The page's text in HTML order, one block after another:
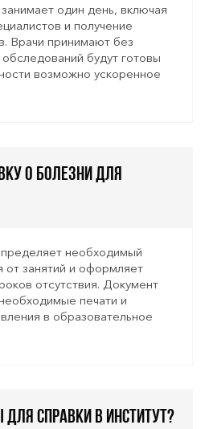
один день, включая
и получение
Врачи принимают без
будут готовы
возможно ускоренное
о болезни для
необходимый
занятий и оформляет
отсутствия. Документ
печати и
в образовательное
справки в институт?